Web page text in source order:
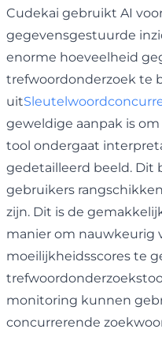
Cudekai gebruikt AI
gegevensgestuurde
enorme hoeveelheid
trefwoordonderzoek te
uit
geweldige aanpak is om
tool ondergaat
gedetailleerd beeld. Dit
gebruikers
zijn. Dit is de
manier om nauwkeurig
moeilijkheidsscores te
monitoring kunnen
concurrerende